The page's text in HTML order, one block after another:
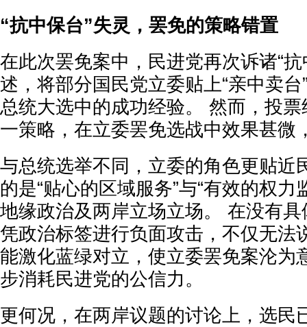
“抗中保台”失灵，罢免的策略错置
在此次罢免案中，民进党再次诉诸“
述，将部分国民党立委贴上“亲中卖
总统大选中的成功经验。 然而，投
一策略，在立委罢免选战中效果甚微
与总统选举不同，立委的角色更贴近
的是“贴心的区域服务”与“有效的权力
地缘政治及两岸立场立场。 在没有
凭政治标签进行负面攻击，不仅无法
能激化蓝绿对立，使立委罢免案沦为
步消耗民进党的公信力。
更何况，在两岸议题的讨论上，选民